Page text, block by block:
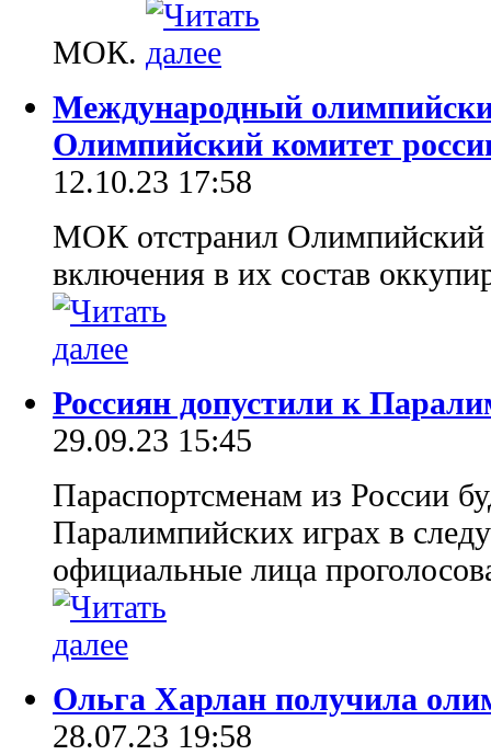
МОК.
Международный
Олимпийский комитет
12.10.23 17:58
МОК отстранил Олимпийский
включения в их состав
Россиян допустили к
29.09.23 15:45
Параспортсменам из России
Паралимпийских играх в
официальные лица
Ольга Харлан получила
28.07.23 19:58